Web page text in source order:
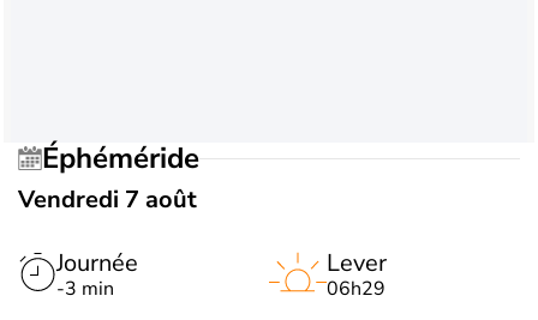
Éphéméride
Vendredi 7 août
Journée
-3 min
Lever
06h29